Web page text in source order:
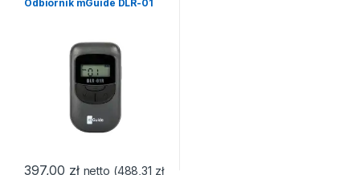
Odbiornik mGuide DLR-01
397,00 zł netto (488,31 zł